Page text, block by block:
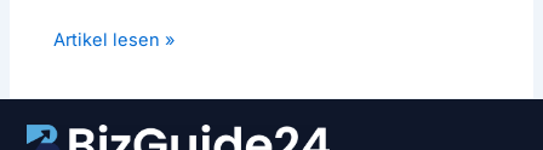
Artikel lesen »